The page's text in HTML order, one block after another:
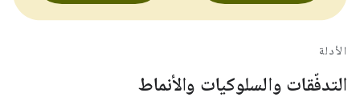
الأدلة
التدفّقات والسلوكيات والأنماط